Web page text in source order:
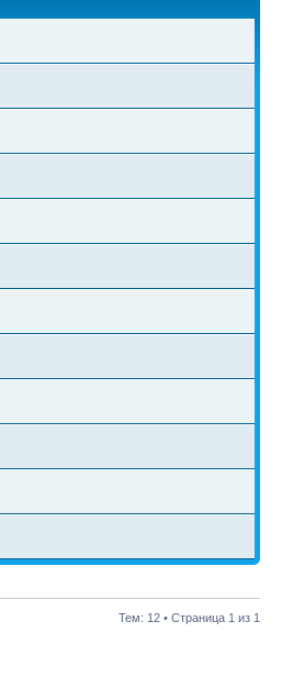
Тем: 12 • Страница 1 из 1